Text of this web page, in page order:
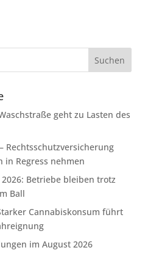
geht zu Lasten des
Rechtsschutzversicherung
in Regress nehmen
Betriebe bleiben trotz
Ball
Cannabiskonsum führt
im August 2026